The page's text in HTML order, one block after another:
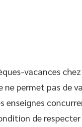
vacances
ne permet pas de
de